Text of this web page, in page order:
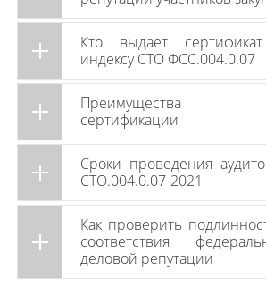
Кто выдает сертификат
индексу СТО ФСС.004.0.07
Преимущества
сертификации
Сроки проведения
СТО.004.0.07-2021
Как проверить
соответствия
деловой репутации